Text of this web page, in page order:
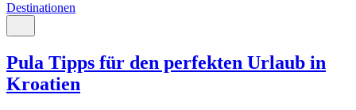
Destinationen
Pula Tipps für den perfekten Urlaub in
Kroatien